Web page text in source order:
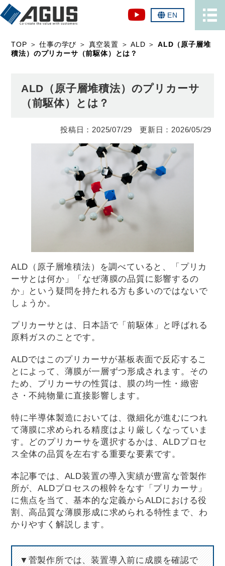
EN
TOP ＞仕事の学び ＞ 真空装置 ＞ALD ＞ALD（原子層堆
積法）のプリカーサ（前駆体）とは？
ALD（原子層堆積法）のプリカーサ
（前駆体）とは？
2025/07/29 2026/05/29
ALD（原子層堆積法）を調べていると、「プリカ
ーサとは何か」「なぜ薄膜の品質に影響するの
か」という疑問を持たれる方も多いのではないで
しょうか。
プリカーサとは、日本語で「前駆体」と呼ばれる
原料ガスのことです。
ALDではこのプリカーサが基板表面で反応するこ
とによって、薄膜が一層ずつ形成されます。その
ため、プリカーサの性質は、膜の均一性・緻密
さ・不純物量に直接影響します。
特に半導体製造においては、微細化が進むにつれ
て薄膜に求められる精度はより厳しくなっていま
す。どのプリカーサを選択するかは、ALDプロセ
ス全体の品質を左右する重要な要素です。
本記事では、ALD装置の導入実績が豊富な菅製作
所が、ALDプロセスの根幹をなす「プリカーサ」
に焦点を当て、基本的な定義からALDにおける役
割、高品質な薄膜形成に求められる特性まで、わ
かりやすく解説します。
▼菅製作所では、装置導入前に成膜を確認で